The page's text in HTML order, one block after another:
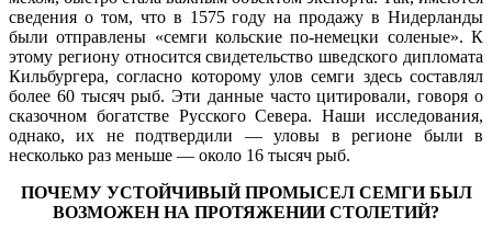
сведения о том, что в 1575 году на продажу в Нидерланды
были отправлены «семги кольские по-немецки соленые». К
этому региону относится свидетельство шведского дипломата
Кильбургера, согласно которому улов семги здесь составлял
более 60 тысяч рыб. Эти данные часто цитировали, говоря о
сказочном богатстве Русского Севера. Наши исследования,
однако, их не подтвердили — уловы в регионе были в
несколько раз меньше — около 16 тысяч рыб.
ПОЧЕМУ УСТОЙЧИВЫЙ ПРОМЫСЕЛ СЕМГИ БЫЛ
ВОЗМОЖЕН НА ПРОТЯЖЕНИИ СТОЛЕТИЙ?